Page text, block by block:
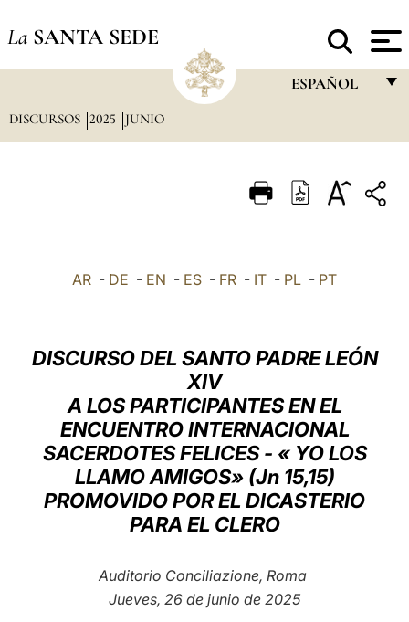
La SANTA SEDE
ESPAÑOL
ITALIANO
العربيّة
中文
LATINE
DISCURSOS 2025 JUNIO
AR - DE - EN - ES - FR - IT - PL - PT
DISCURSO DEL SANTO PADRE LEÓN
XIV
A LOS PARTICIPANTES EN EL
ENCUENTRO INTERNACIONAL
SACERDOTES FELICES - « YO LOS
LLAMO AMIGOS» (Jn 15,15)
PROMOVIDO POR EL DICASTERIO
PARA EL CLERO
Auditorio Conciliazione, Roma
Jueves, 26 de junio de 2025